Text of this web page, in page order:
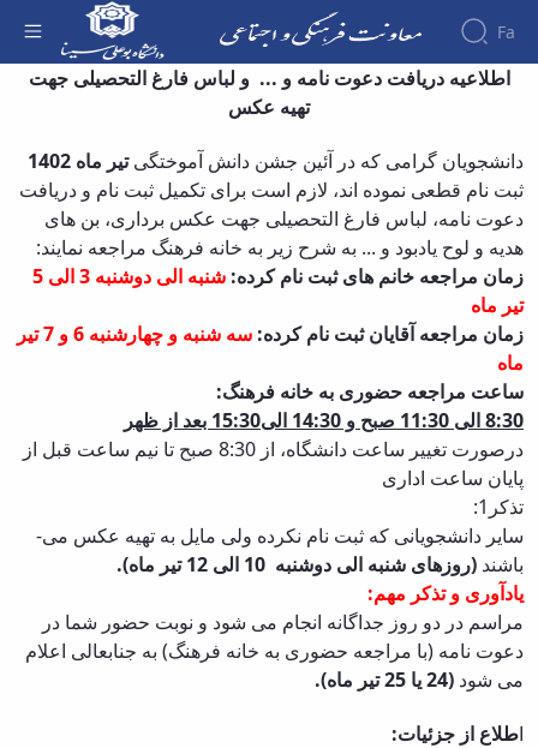
Fa
Chancellery
About
Vice
Chancellor
Goals
and
Contact
Chancellery
Organizational
structure
Cultural
Planning
Director
of
مراسم دانش آموختگی تیرماه 1402 - معاونت
اطلاعیه دریافت دعوت نامه و ... و لباس فارغ التحصیلی جهت
تهیه عکس
دانشجویان گرامی که در آئین جشن دانش آموختگیتیر ماه 1402
ثبت نام قطعی نموده­ اند، لازم است برای تکمیل ثبت نام و دریافت
دعوت نامه، لباس فارغ التحصیلی جهت عکس برداری، بن­ های
هدیه و لوح یادبود و ... به شرح زیر به خانه فرهنگ مراجعه نمایند:
زمان مراجعه خانم­ های ثبت نام کرده:
شنبه الی دوشنبه 3 الی 5
تیر ماه
زمان مراجعه آقایان ثبت نام کرده:
سه شنبه و چهارشنبه 6 و 7 تیر
ماه
ساعت مراجعه حضوری به خانه فرهنگ:
8:30 الی 11:30 صبح و 14:30 الی15:30 بعد از ظهر
درصورت تغییر ساعت دانشگاه، از 8:30 صبح تا نیم ساعت قبل از
پایان ساعت اداری
تذکر1:
سایر دانشجویانی که ثبت نام نکرده ولی مایل به تهیه عکس می­
باشند (روزهای شنبه الی دوشنبه 10 الی 12 تیر ماه).
یادآوری و تذکر مهم:
مراسم در دو روز جداگانه انجام می ­شود و نوبت حضور شما در
دعوت نامه (با مراجعه حضوری به خانه فرهنگ) به جنابعالی اعلام
می­ شود (24 یا 25 تیر ماه).
اطلاع از جزئیات: